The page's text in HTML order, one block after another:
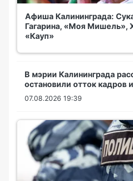
Афиша Калининграда:
Гагарина, «Моя Мишель»,
«Кауп»
В мэрии Калининграда
остановили отток кадров
07.08.2026 19:39